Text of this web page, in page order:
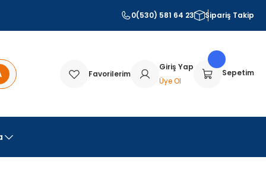
0(530) 581 64 23 Sipariş Takip
Favorilerim
Giriş Yap
Üye Ol
Sepetim